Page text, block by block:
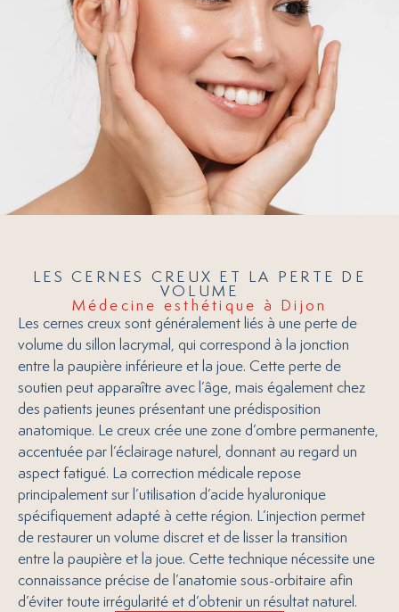
LES CERNES CREUX ET LA PERTE DE
VOLUME
Médecine esthétique à Dijon
Les cernes creux sont généralement liés à une perte de
volume du sillon lacrymal, qui correspond à la jonction
entre la paupière inférieure et la joue. Cette perte de
soutien peut apparaître avec l’âge, mais également chez
des patients jeunes présentant une prédisposition
anatomique. Le creux crée une zone d’ombre permanente,
accentuée par l’éclairage naturel, donnant au regard un
aspect fatigué. La correction médicale repose
principalement sur l’utilisation d’acide hyaluronique
spécifiquement adapté à cette région. L’injection permet
de restaurer un volume discret et de lisser la transition
entre la paupière et la joue. Cette technique nécessite une
connaissance précise de l’anatomie sous-orbitaire afin
d’éviter toute irrégularité et d’obtenir un résultat naturel.